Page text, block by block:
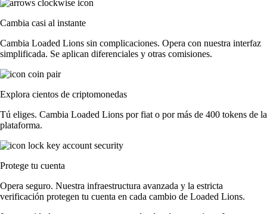
Cambia casi al instante
Cambia Loaded Lions sin complicaciones. Opera con nuestra interfaz
simplificada. Se aplican diferenciales y otras comisiones.
Explora cientos de criptomonedas
Tú eliges. Cambia Loaded Lions por fiat o por más de 400 tokens de la
plataforma.
Protege tu cuenta
Opera seguro. Nuestra infraestructura avanzada y la estricta
verificación protegen tu cuenta en cada cambio de Loaded Lions.